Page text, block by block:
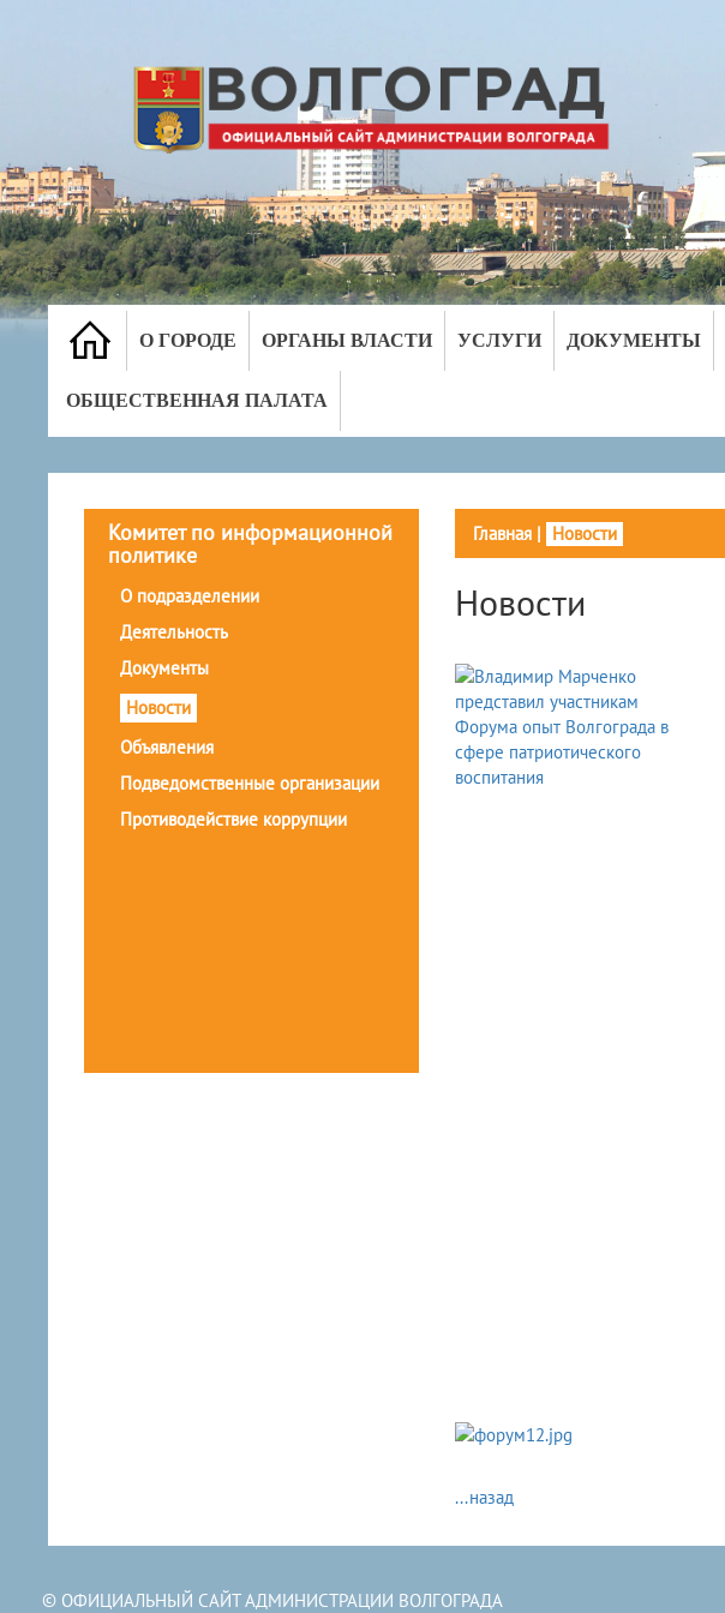
О ГОРОДЕ ОРГАНЫ ВЛАСТИ УСЛУГИ ДОКУМЕНТЫ
ОБЩЕСТВЕННАЯ ПАЛАТА
Комитет по информационной
политике
О подразделении
Деятельность
Документы
Новости
Объявления
Подведомственные организации
Противодействие коррупции
Главная| Новости
Новости
...назад
© ОФИЦИАЛЬНЫЙ САЙТ АДМИНИСТРАЦИИ ВОЛГОГРАДА